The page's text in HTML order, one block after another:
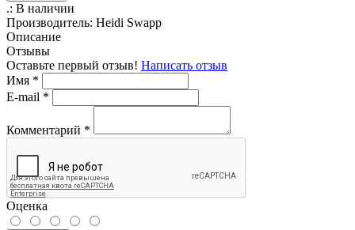
.: В наличии
Производитель: Heidi Swapp
Описание
Отзывы
Оставьте первый отзыв! Написать отзыв
Имя *
E-mail *
Комментарий *
Оценка